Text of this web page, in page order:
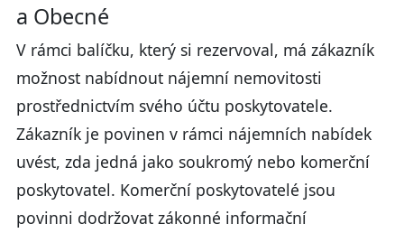
a Obecné
V rámci balíčku, který si rezervoval, má zákazník
možnost nabídnout nájemní nemovitosti
prostřednictvím svého účtu poskytovatele.
Zákazník je povinen v rámci nájemních nabídek
uvést, zda jedná jako soukromý nebo komerční
poskytovatel. Komerční poskytovatelé jsou
povinni dodržovat zákonné informační